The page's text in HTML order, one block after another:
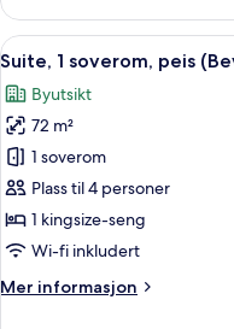
–
superior,
1
seng,
balkong
Åpne
alle
bildene
av
Suite,
1
soverom,
peis
Hills
6
Suite, 1 soverom, peis
Byutsikt
72 m²
1 soverom
Plass til 4 personer
1 kingsize-seng
Wi-fi inkludert
Mer informasjon
Mer